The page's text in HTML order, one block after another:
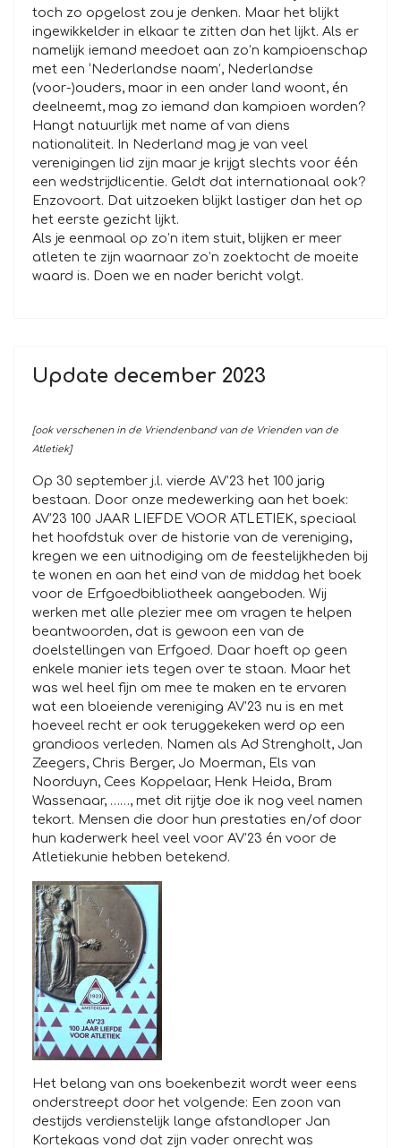
toch zo opgelost zou je denken. Maar het blijkt
ingewikkelder in elkaar te zitten dan het lijkt. Als er
namelijk iemand meedoet aan zo’n kampioenschap
met een ‘Nederlandse naam’, Nederlandse
(voor-)ouders, maar in een ander land woont, én
deelneemt, mag zo iemand dan kampioen worden?
Hangt natuurlijk met name af van diens
nationaliteit. In Nederland mag je van veel
verenigingen lid zijn maar je krijgt slechts voor één
een wedstrijdlicentie. Geldt dat internationaal ook?
Enzovoort. Dat uitzoeken blijkt lastiger dan het op
het eerste gezicht lijkt.
Als je eenmaal op zo’n item stuit, blijken er meer
atleten te zijn waarnaar zo’n zoektocht de moeite
waard is. Doen we en nader bericht volgt.
Update december 2023
[ook verschenen in de Vriendenband van de Vrienden van de
Atletiek]
Op 30 september j.l. vierde AV’23 het 100 jarig
bestaan. Door onze medewerking aan het boek:
AV’23 100 JAAR LIEFDE VOOR ATLETIEK, speciaal
het hoofdstuk over de historie van de vereniging,
kregen we een uitnodiging om de feestelijkheden bij
te wonen en aan het eind van de middag het boek
voor de Erfgoedbibliotheek aangeboden. Wij
werken met alle plezier mee om vragen te helpen
beantwoorden, dat is gewoon een van de
doelstellingen van Erfgoed. Daar hoeft op geen
enkele manier iets tegen over te staan. Maar het
was wel heel fijn om mee te maken en te ervaren
wat een bloeiende vereniging AV’23 nu is en met
hoeveel recht er ook teruggekeken werd op een
grandioos verleden. Namen als Ad Strengholt, Jan
Zeegers, Chris Berger, Jo Moerman, Els van
Noorduyn, Cees Koppelaar, Henk Heida, Bram
Wassenaar, ……, met dit rijtje doe ik nog veel namen
tekort. Mensen die door hun prestaties en/of door
hun kaderwerk heel veel voor AV’23 én voor de
Atletiekunie hebben betekend.
Het belang van ons boekenbezit wordt weer eens
onderstreept door het volgende: Een zoon van
destijds verdienstelijk lange afstandloper Jan
Kortekaas vond dat zijn vader onrecht was